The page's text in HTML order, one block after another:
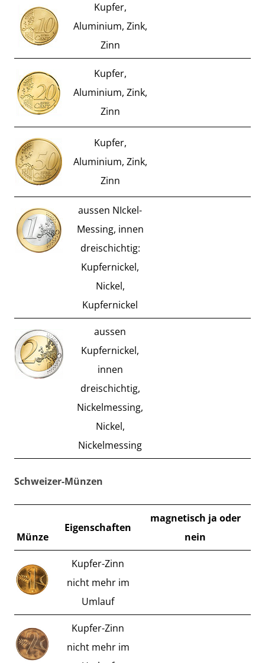
Kupfer,
Aluminium, Zink,
Zinn
Kupfer,
Aluminium, Zink,
Zinn
Kupfer,
Aluminium, Zink,
Zinn
aussen NIckel-
Messing, innen
dreischichtig:
Kupfernickel,
Nickel,
Kupfernickel
aussen
Kupfernickel,
innen
dreischichtig,
Nickelmessing,
Nickel,
Nickelmessing
Schweizer-Münzen
Münze
Eigenschaften
magnetisch ja oder
nein
Kupfer-Zinn
nicht mehr im
Umlauf
Kupfer-Zinn
nicht mehr im